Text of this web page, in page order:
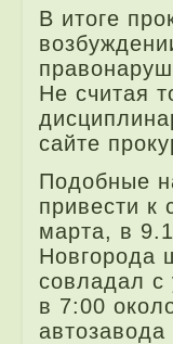
В итоге
Не считая
сайте
Подобные
при­вести к
марта, в
Новгорода­
совлада­л с
в 7:00